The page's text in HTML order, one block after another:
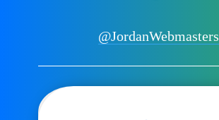
@JordanWebmasters